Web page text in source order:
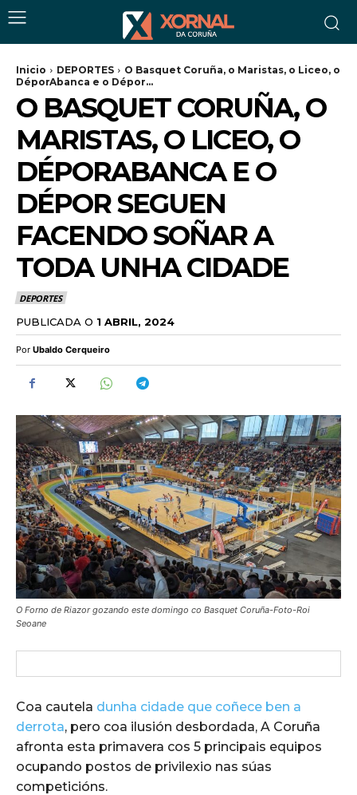
Inicio DEPORTES
O Basquet Coruña, o Maristas, o Liceo, o
DéporAbanca e o Dépor...
O BASQUET CORUÑA, O
MARISTAS, O LICEO, O
DÉPORABANCA E O
DÉPOR SEGUEN
FACENDO SOÑAR A
TODA UNHA CIDADE
DEPORTES
PUBLICADA O 1 ABRIL, 2024
Por Ubaldo Cerqueiro
O Forno de Riazor gozando este domingo co Basquet Coruña-Foto-Roi
Seoane
Coa cautela dunha cidade que coñece ben a
derrota, pero coa ilusión desbordada, A Coruña
afronta esta primavera cos 5 principais equipos
ocupando postos de privilexio nas súas
competicións.